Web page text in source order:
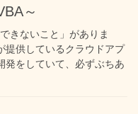
～
きないこと」がありま
提供しているクラウドアプ
発をしていて、必ずぶちあ